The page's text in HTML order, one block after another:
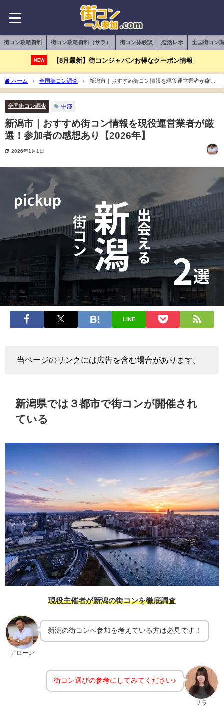
街コン攻略資料 街コン攻略資料（サラ） 街コン体験談 恋活レポ 全国街コン
NEW 【8月最新】街コンジャパンお得なクーポン情報
ホーム 全国街コン調査
新潟市｜おすすめ街コン情報を現役運営業者が厳
選！参加者の感想あり【2026年】
全国街コン調査 中部
新潟市｜おすすめ街コン情報を現役運営業者が厳
選！参加者の感想あり【2026年】
2026年1月1日
LINE
当ページのリンクには広告を含む場合があります。
新潟県では３都市で街コンが開催され
ている
現役主催者が新潟の街コンを徹底調査
アローン
新潟の街コンへ参加を考えている方は必見です！
サラ
街コン選びの参考にしてみてください♪